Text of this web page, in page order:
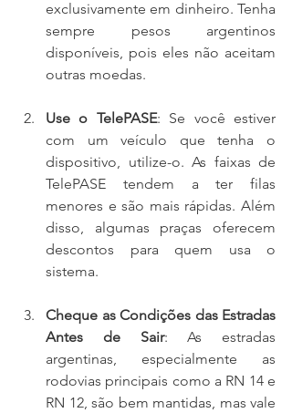
exclusivamente em dinheiro. Tenha
sempre pesos argentinos
disponíveis, pois eles não aceitam
outras moedas.
Use o TelePASE: Se você estiver
com um veículo que tenha o
dispositivo, utilize-o. As faixas de
TelePASE tendem a ter filas
menores e são mais rápidas. Além
disso, algumas praças oferecem
descontos para quem usa o
sistema.
Cheque as Condições das Estradas
Antes de Sair: As estradas
argentinas, especialmente as
rodovias principais como a RN 14 e
RN 12, são bem mantidas, mas vale